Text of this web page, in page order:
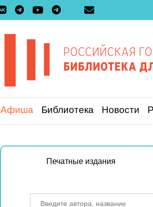
Афиша Библиотека Новости
Печатные издания